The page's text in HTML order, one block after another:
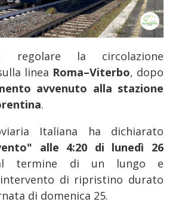
regolare la circolazione
linea Roma–Viterbo, dopo
avvenuto alla stazione
.
Italiana ha dichiarato
alle 4:20 di lunedì 26
termine di un lungo e
di ripristino durato
di domenica 25.